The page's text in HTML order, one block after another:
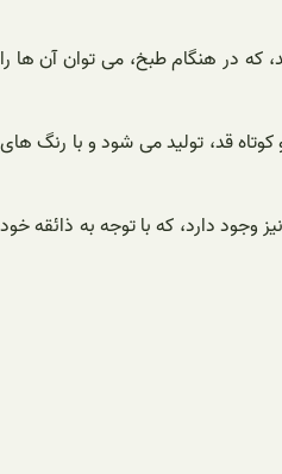
که در هنگام طبخ، می توان آن ها را
قد، تولید می شود و با رنگ های
دارد، که با توجه به ذائقه خود